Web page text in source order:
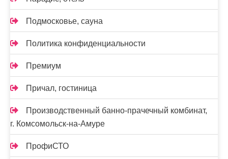
Подмосковье, сауна
Политика конфиденциальности
Премиум
Причал, гостиница
Производственный банно-прачечный комбинат,
г. Комсомольск-на-Амуре
ПрофиСТО